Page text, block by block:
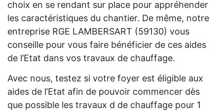
choix en se rendant sur place pour appréhender
les caractéristiques du chantier. De même, notre
entreprise RGE LAMBERSART (59130) vous
conseille pour vous faire bénéficier de ces aides
de l’Etat dans vos travaux de chauffage.
Avec nous, testez si votre foyer est éligible aux
aides de l’Etat afin de pouvoir commencer dès
que possible les travaux d de chauffage pour 1